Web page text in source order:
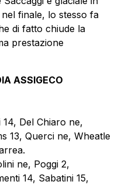
finale, lo stesso fa
di fatto chiude la
prestazione
ASSIGECO
14, Del Chiaro ne,
13, Querci ne, Wheatle
ne, Poggi 2,
14, Sabatini 15,